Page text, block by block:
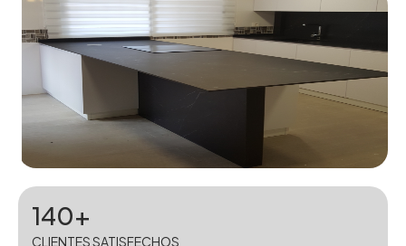
140+
CLIENTES SATISFECHOS